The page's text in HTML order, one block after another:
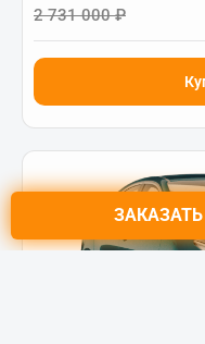
2 731 000 ₽
ЗАКАЗАТЬ